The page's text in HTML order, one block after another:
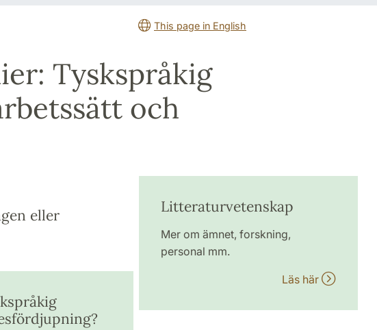
This page in English
Tyskspråkig
och
eller
Litteraturvetenskap
Mer om ämnet, forskning,
personal mm.
Läs här